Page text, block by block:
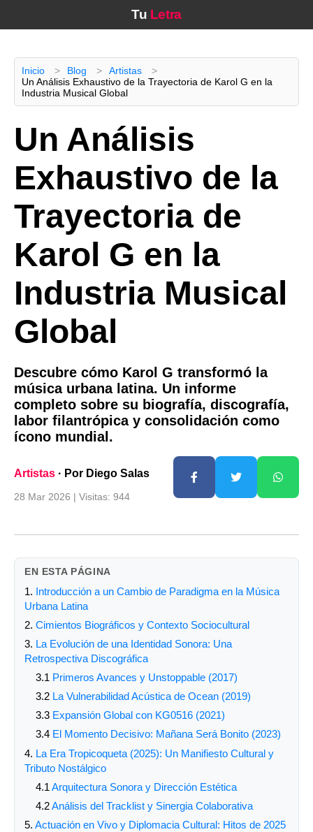
Tu Letra
Inicio Blog
Artistas
Un Análisis Exhaustivo de la Trayectoria de Karol G en la
Industria Musical Global
Un Análisis
Exhaustivo de la
Trayectoria de
Karol G en la
Industria Musical
Global
Descubre cómo Karol G transformó la
música urbana latina. Un informe
completo sobre su biografía, discografía,
labor filantrópica y consolidación como
ícono mundial.
Artistas · Por Diego Salas
28 Mar 2026 | Visitas: 944
EN ESTA PÁGINA
1. Introducción a un Cambio de Paradigma en la Música
Urbana Latina
2. Cimientos Biográficos y Contexto Sociocultural
3. La Evolución de una Identidad Sonora: Una
Retrospectiva Discográfica
3.1 Primeros Avances y Unstoppable (2017)
3.2 La Vulnerabilidad Acústica de Ocean (2019)
3.3 Expansión Global con KG0516 (2021)
3.4 El Momento Decisivo: Mañana Será Bonito (2023)
4. La Era Tropicoqueta (2025): Un Manifiesto Cultural y
Tributo Nostálgico
4.1 Arquitectura Sonora y Dirección Estética
4.2Análisis del Tracklist y Sinergia Colaborativa
5. Actuación en Vivo y Diplomacia Cultural: Hitos de 2025